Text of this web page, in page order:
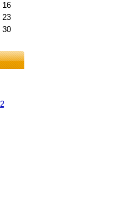
16
23
30